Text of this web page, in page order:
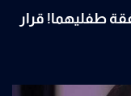
طفليهما! قرار